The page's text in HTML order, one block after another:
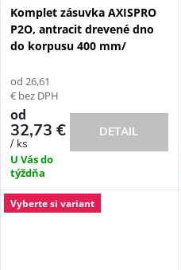
Komplet zásuvka AXISPRO
P2O, antracit drevené dno
do korpusu 400 mm/
od 26,61
€ bez DPH
od
32,73 €
/ ks
U Vás do
týždňa
DETAIL
Vyberte si variant